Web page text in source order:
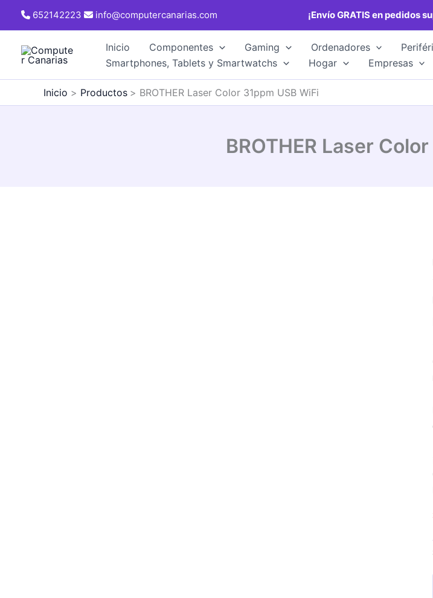
652142223 info@computercanarias.com ¡Envío GRATIS en pedidos
Inicio Componentes Gaming Ordenadores
Smartphones, Tablets y Smartwatchs
Hogar Empresas
Inicio Productos BROTHER Laser Color 31ppm USB WiFi
BROTHER Laser